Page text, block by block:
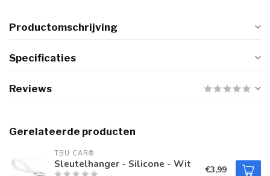
Productomschrijving
Specificaties
Reviews
Gerelateerde producten
TBU CAR®
Sleutelhanger - Silicone - Wit €3,99